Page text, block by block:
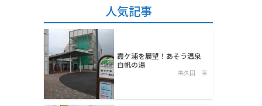
人気記事
霞ケ浦を展望！あそう温泉
白帆の湯
美久田 渓